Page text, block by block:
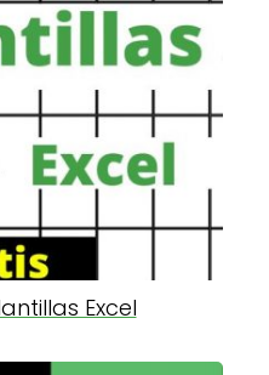
Excel